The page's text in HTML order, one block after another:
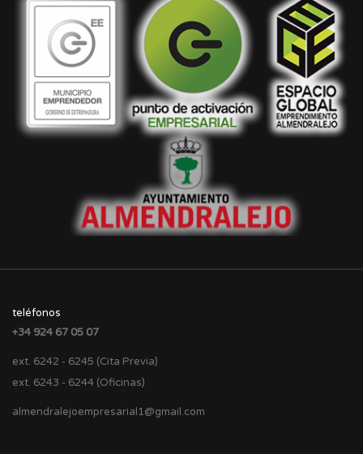
teléfonos
+34 924 67 05 07
ext. 6242 - 6245 (Cita Previa)
ext. 6243 - 6244 (Oficinas)
almendralejoempresarial1@gmail.com